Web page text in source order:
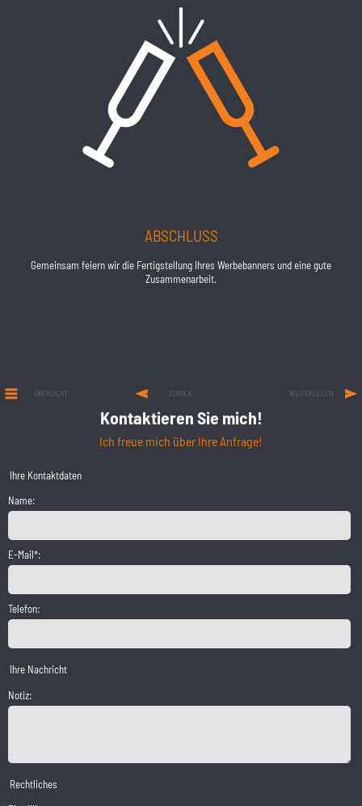
ABSCHLUSS
Gemeinsam feiern wir die Fertigstellung Ihres Werbebanners und eine gute
Zusammenarbeit.
ÜBERSICHT ZURÜCK WEITERLESEN
Kontaktieren Sie mich!
Ich freue mich über Ihre Anfrage!
Ihre Kontaktdaten
Name:
E-Mail*:
Telefon:
Ihre Nachricht
Notiz:
Rechtliches